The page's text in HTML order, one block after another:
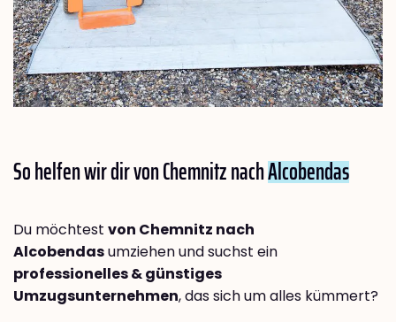
So helfen wir dir von Chemnitz nachAlcobendas
Du möchtest von Chemnitz nach
Alcobendasumziehen und suchst ein
professionelles & günstiges
Umzugsunternehmen, das sich um alles kümmert?